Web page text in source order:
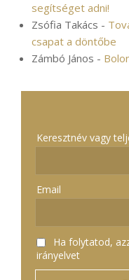
segítséget adni!
Zsófia Takács -
csapat a döntőbe
Zámbó János -
Keresztnév vagy
Email
Ha folytatod,
irányelvet